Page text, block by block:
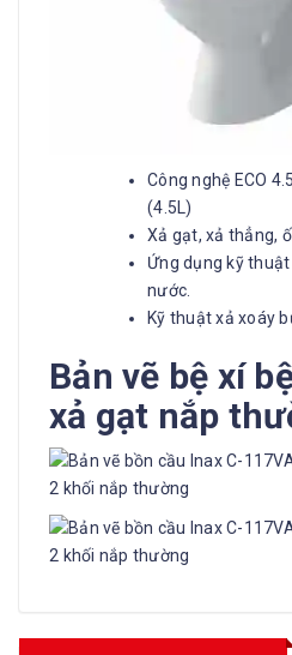
Công nghệ ECO
(4.5L)
Xả gạt, xả thẳng,
Ứng dụng kỹ
nước.
Kỹ thuật xả xoáy
Bản vẽ bệ xí
xả gạt nắp